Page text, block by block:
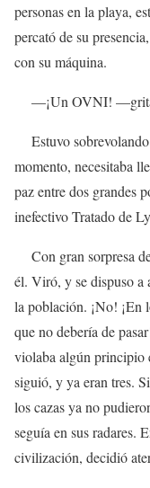
personas en la playa,
percató de su
con su máquina.
—¡Un OVNI!
Estuvo
momento, necesitaba
paz entre dos grandes
inefectivo Tratado de
Con gran sorpresa
él. Viró, y se dispuso a
la población. ¡No! ¡En
que no debería de
violaba algún principio
siguió, y ya eran tres.
los cazas ya no
seguía en sus radares.
civilización, decidió